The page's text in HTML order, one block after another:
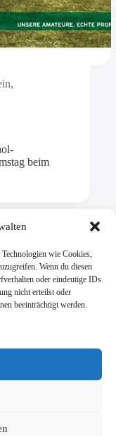
wie Cookies,
Wenn du diesen
oder eindeutige IDs
nicht erteilst oder
beeinträchtigt werden.
,
beim